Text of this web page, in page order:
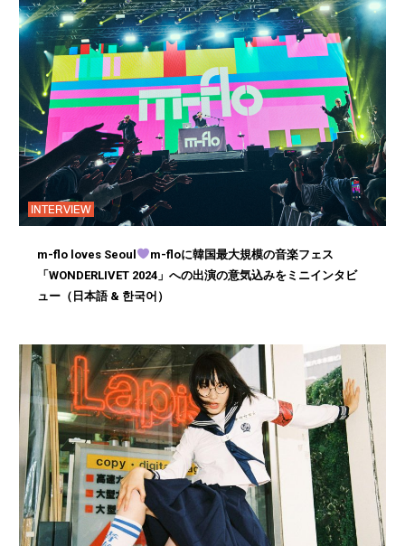
INTERVIEW
m-flo loves Seoul
m-floに韓国最大規模の音楽フェス
「WONDERLIVET 2024」への出演の意気込みをミニインタビ
ュー（日本語 & 한국어）